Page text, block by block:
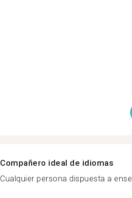
Compañero ideal de idiomas
Cualquier persona dispuesta a